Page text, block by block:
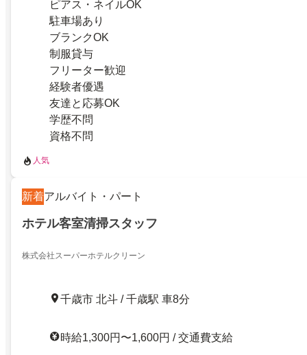
ピアス・ネイルOK
駐車場あり
ブランクOK
制服貸与
フリーター歓迎
経験者優遇
友達と応募OK
学歴不問
資格不問
人気
新着アルバイト・パート
ホテル客室清掃スタッフ
株式会社スーパーホテルクリーン
千歳市 北斗 / 千歳駅 車8分
時給1,300円〜1,600円 / 交通費支給